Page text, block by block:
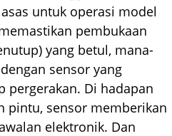
untuk operasi model
pembukaan
yang betul, mana-
sensor yang
pergerakan. Di hadapan
pintu, sensor memberikan
elektronik. Dan